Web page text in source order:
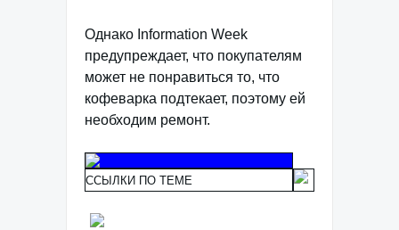
Однако Information Week
предупреждает, что покупателям
может не понравиться то, что
кофеварка подтекает, поэтому ей
необходим ремонт.
ССЫЛКИ ПО ТЕМЕ